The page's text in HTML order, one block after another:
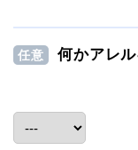
任意 何かアレ